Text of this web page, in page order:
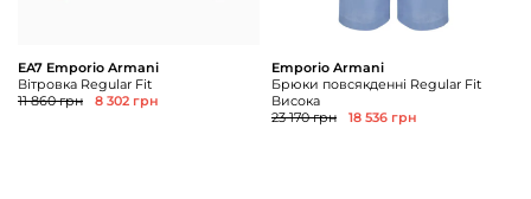
EA7 Emporio Armani
Вітровка Regular Fit
11 860 грн
8 302 грн
Emporio Armani
Брюки повсякденні Regular Fit
Висока
23 170 грн
18 536 грн